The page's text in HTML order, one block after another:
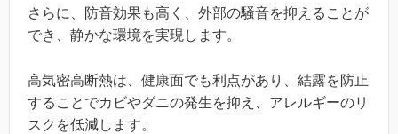
さらに、防音効果も高く、外部の騒音を抑えることが
でき、静かな環境を実現します。
高気密高断熱は、健康面でも利点があり、結露を防止
することでカビやダニの発生を抑え、アレルギーのリ
スクを低減します。